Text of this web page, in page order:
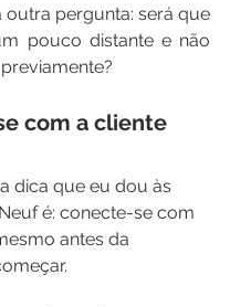
outra pergunta: será que
pouco distante e não
com a cliente
dica que eu dou às
é: conecte-se com
antes da